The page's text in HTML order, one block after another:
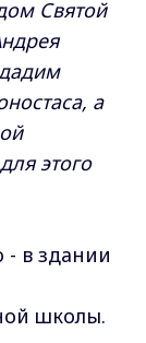
Святой
а
этого
- в здании
школы.